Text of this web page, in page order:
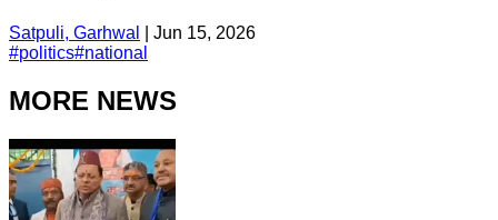
Satpuli, Garhwal
Jun 15, 2026
#politics#national
MORE NEWS